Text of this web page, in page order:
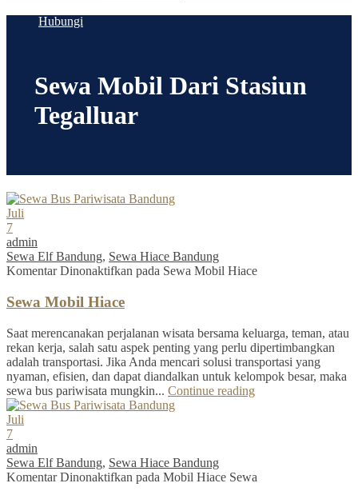
Hubungi
Sewa Mobil Dari Stasiun
Tegalluar
Juli
7
admin
Sewa Elf Bandung, Sewa Hiace Bandung
Komentar Dinonaktifkan pada Sewa Mobil Hiace
Sewa Mobil Hiace
Saat merencanakan perjalanan wisata bersama keluarga, teman, atau
rekan kerja, salah satu aspek penting yang perlu dipertimbangkan
adalah transportasi. Jika Anda mencari solusi transportasi yang
nyaman, efisien, dan dapat diandalkan untuk kelompok besar, maka
sewa bus pariwisata mungkin... Continue reading
Juli
7
admin
Sewa Elf Bandung, Sewa Hiace Bandung
Komentar Dinonaktifkan pada Mobil Hiace Sewa